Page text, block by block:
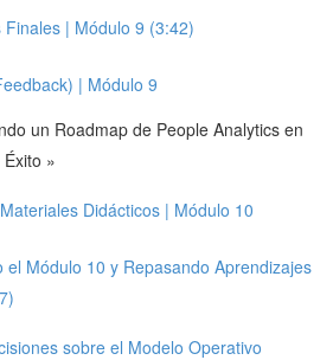
Finales | Módulo 9 (3:42)
| Módulo 9
un Roadmap de People Analytics en
»
Didácticos | Módulo 10
el Módulo 10 y Repasando Aprendizajes
sobre el Modelo Operativo